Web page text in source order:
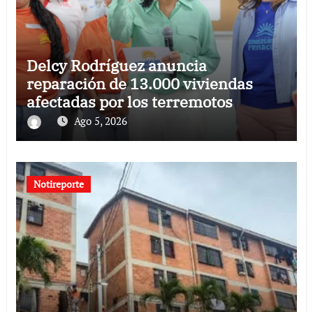
Delcy Rodríguez anuncia
reparación de 13.000 viviendas
afectadas por los terremotos
Ago 5, 2026
Notireporte